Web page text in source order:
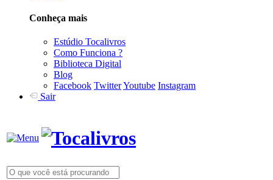
Conheça mais
Estúdio Tocalivros
Como Funciona ?
Biblioteca Digital
Blog
Facebook TwitterYoutube Instagram
Sair